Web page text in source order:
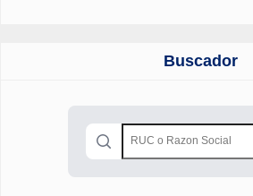
Buscador